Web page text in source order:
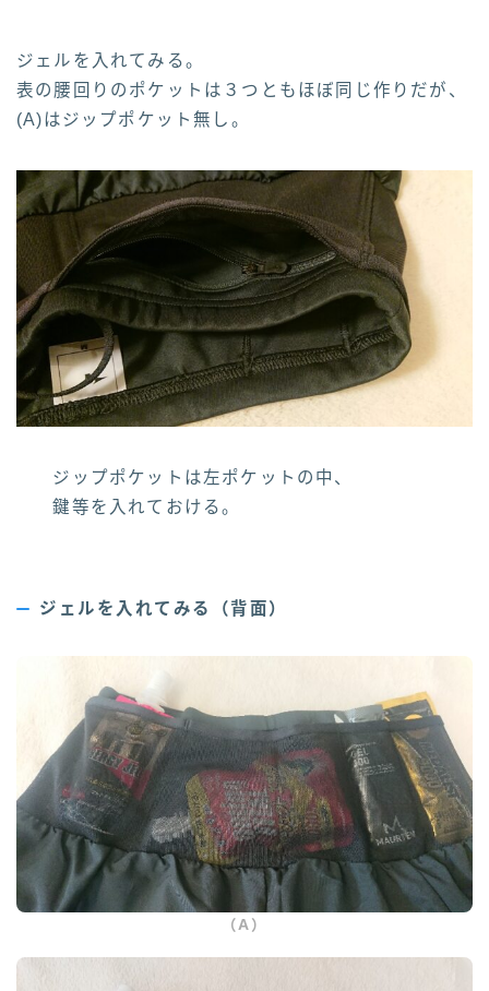
ジェルを入れてみる。
表の腰回りのポケットは３つともほぼ同じ作りだが、
(A)はジップポケット無し。
ジップポケットは左ポケットの中、
鍵等を入れておける。
ジェルを入れてみる（背面）
（A）